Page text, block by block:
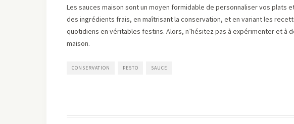
Les sauces maison sont un moyen formidable de personnaliser vos plats
des ingrédients frais, en maîtrisant la conservation, et en variant les
quotidiens en véritables festins. Alors, n’hésitez pas à expérimenter et à
maison.
CONSERVATION PESTO SAUCE